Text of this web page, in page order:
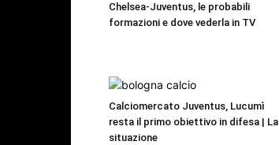
Chelsea-Juventus, le probabili
formazioni e dove vederla in TV
Calciomercato Juventus, Lucumì
resta il primo obiettivo in difesa | La
situazione